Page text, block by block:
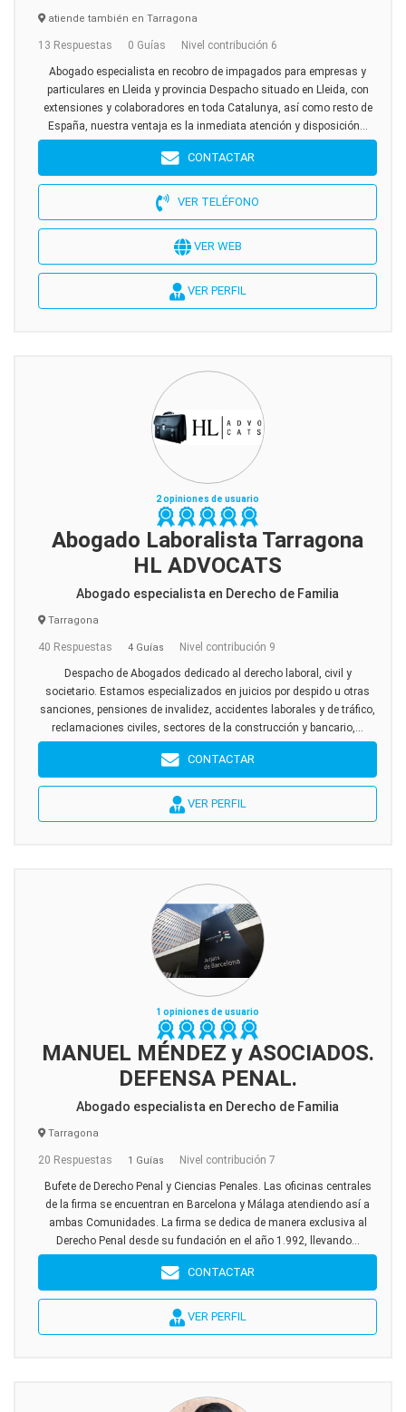
atiende también en Tarragona
13 Respuestas 0 Guías Nivel contribución 6
Abogado especialista en recobro de impagados para empresas y
particulares en Lleida y provincia Despacho situado en Lleida, con
extensiones y colaboradores en toda Catalunya, así como resto de
España, nuestra ventaja es la inmediata atención y disposición...
CONTACTAR
VER TELÉFONO
VER WEB
VER PERFIL
2 opiniones de usuario
Abogado Laboralista Tarragona
HL ADVOCATS
Abogado especialista en Derecho de Familia
Tarragona
40 Respuestas 4 Guías Nivel contribución 9
Despacho de Abogados dedicado al derecho laboral, civil y
societario. Estamos especializados en juicios por despido u otras
sanciones, pensiones de invalidez, accidentes laborales y de tráfico,
reclamaciones civiles, sectores de la construcción y bancario,...
CONTACTAR
VER PERFIL
1 opiniones de usuario
MANUEL MÉNDEZ y ASOCIADOS.
DEFENSA PENAL.
Abogado especialista en Derecho de Familia
Tarragona
20 Respuestas 1 Guías Nivel contribución 7
Bufete de Derecho Penal y Ciencias Penales. Las oficinas centrales
de la firma se encuentran en Barcelona y Málaga atendiendo así a
ambas Comunidades. La firma se dedica de manera exclusiva al
Derecho Penal desde su fundación en el año 1.992, llevando...
CONTACTAR
VER PERFIL